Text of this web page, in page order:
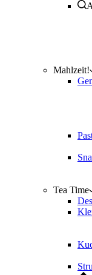
Mahlzeit!
Tea Time